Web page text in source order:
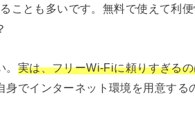
ことも多いです。無料で使えて利
実は、フリーWi-Fiに頼りすぎる
でインターネット環境を用意する